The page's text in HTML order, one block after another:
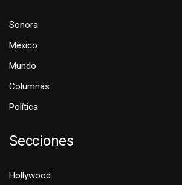
Sonora
México
Mundo
Columnas
Política
Secciones
Hollywood